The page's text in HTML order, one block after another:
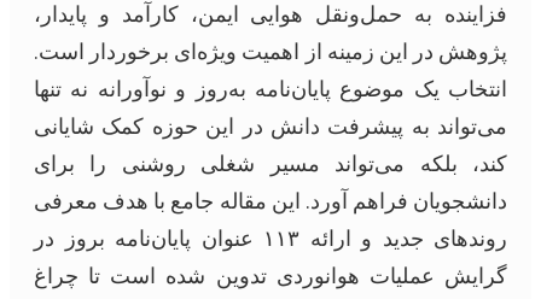
فزاینده به حمل‌ونقل هوایی ایمن، کارآمد و پایدار،
پژوهش در این زمینه از اهمیت ویژه‌ای برخوردار است.
انتخاب یک موضوع پایان‌نامه به‌روز و نوآورانه نه تنها
می‌تواند به پیشرفت دانش در این حوزه کمک شایانی
کند، بلکه می‌تواند مسیر شغلی روشنی را برای
دانشجویان فراهم آورد. این مقاله جامع با هدف معرفی
روندهای جدید و ارائه ۱۱۳ عنوان پایان‌نامه بروز در
گرایش عملیات هوانوردی تدوین شده است تا چراغ